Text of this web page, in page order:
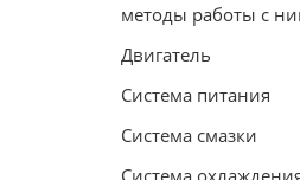
методы работы с
Двигатель
Система питания
Система смазки
Система